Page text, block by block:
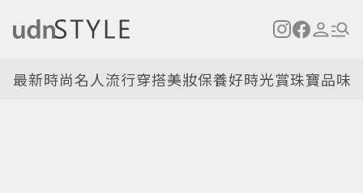
最新時尚名人流行穿搭美妝保養好時光賞珠寶品味